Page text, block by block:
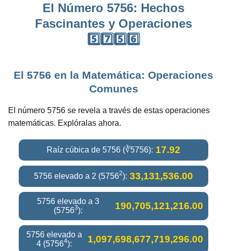
El Número 5756: Hechos
Fascinantes y Operaciones
5️⃣7️⃣5️⃣6️⃣
El 5756 en la Matemática: Operaciones
Comunes
El número 5756 se revela a través de estas operaciones
matemáticas. Explóralas ahora.
Raíz cúbica de 5756 (∛5756): 17.92
5756 elevado a 2 (57562): 33,131,536.00
5756 elevado a 3
(57563): 190,705,121,216.00
5756 elevado a
4 (57564): 1,097,698,677,719,296.00